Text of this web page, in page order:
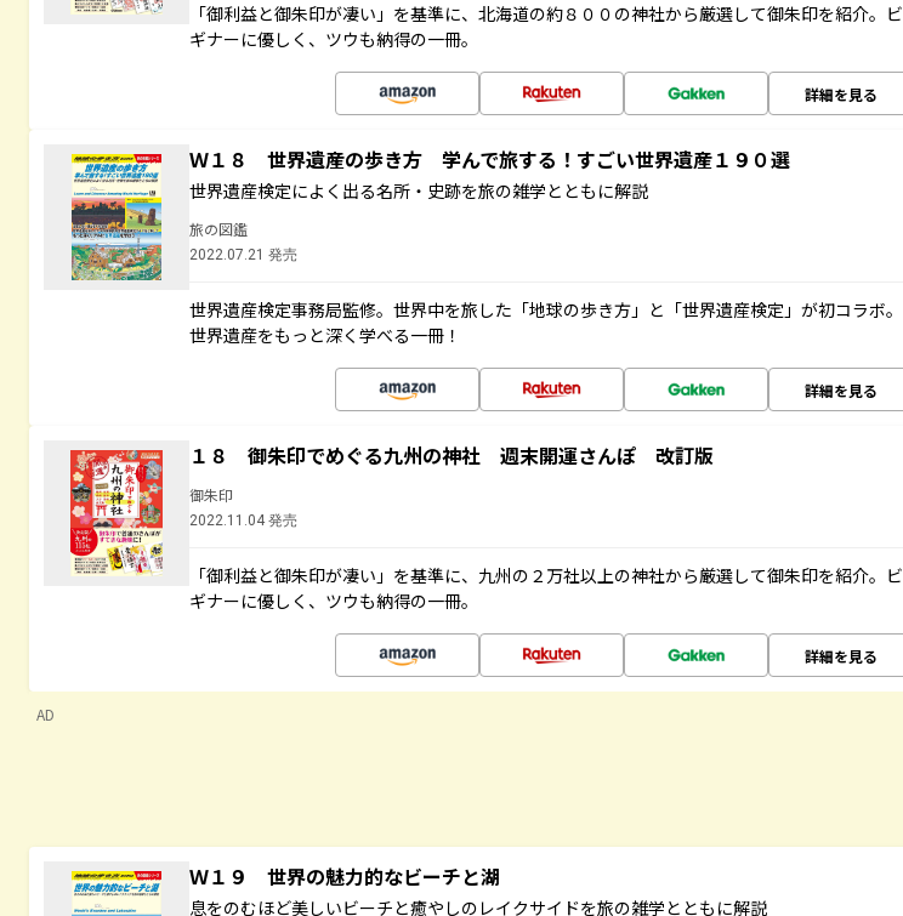
「御利益と御朱印が凄い」を基準に、北海道の約８００の神社から厳選して御朱印を紹介。ビ
ギナーに優しく、ツウも納得の一冊。
詳細を見る
Ｗ１８ 世界遺産の歩き方 学んで旅する！すごい世界遺産１９０選
世界遺産検定によく出る名所・史跡を旅の雑学とともに解説
旅の図鑑
2022.07.21 発売
世界遺産検定事務局監修。世界中を旅した「地球の歩き方」と「世界遺産検定」が初コラボ。
世界遺産をもっと深く学べる一冊！
詳細を見る
１８ 御朱印でめぐる九州の神社 週末開運さんぽ 改訂版
御朱印
2022.11.04 発売
「御利益と御朱印が凄い」を基準に、九州の２万社以上の神社から厳選して御朱印を紹介。ビ
ギナーに優しく、ツウも納得の一冊。
詳細を見る
AD
Ｗ１９ 世界の魅力的なビーチと湖
息をのむほど美しいビーチと癒やしのレイクサイドを旅の雑学とともに解説